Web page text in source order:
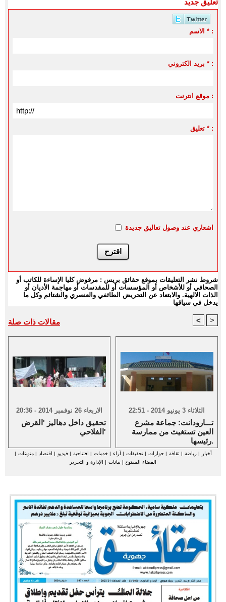
الاسم * :
بريد الكتروني * :
موقع انترنت :
تعليق * :
اشعاري عند وصول تعاليق جديدة
شروط نشر التعليقات بموقع حقائق بريس : مرفوض كليا الإساءة للكاتب أو
الصحافي أو للأشخاص أو المؤسسات أو للمقدسات أو مهاجمة الأديان أو
الذات الالهية. والابتعاد عن التحريض الطائفي والعنصري والشتائم وكل ما
يدخل في سياقها
مقالات ذات صلة < >
الاربعاء 26 نوفمبر 2014 - 20:36
تحقيق داخل دهاليز 'القرض
الفلاحي'
الثلاثاء 3 يونيو 2014 - 22:51
تـــارودانت: جماعة مشرع
العين تستغيث من ممارسة
رئيسها.
أخبار |رياضة |ثقافة |حوارات |تحقيقات | آراء |خدمات | افتتاحية | فيديو | اقتصاد |منوعات |
الفضاء المفتوح | بيانات | الإدارة و التحرير